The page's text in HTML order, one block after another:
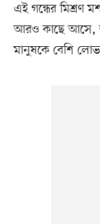
এই গন্ধের মিশ্রণ
আরও কাছে আসে,
মানুষকে বেশি